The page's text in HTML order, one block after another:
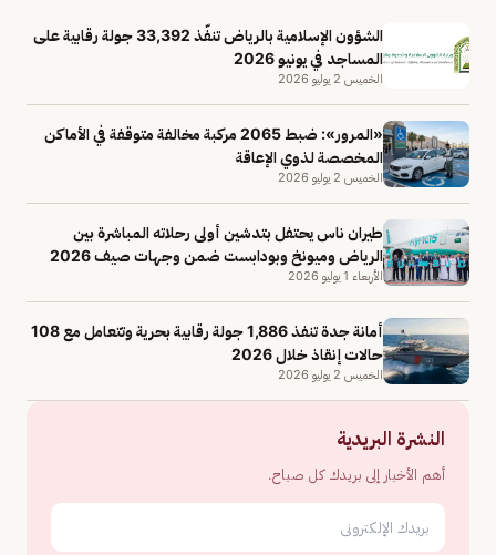
الشؤون الإسلامية بالرياض تنفّذ 33,392 جولة رقابية على
المساجد في يونيو 2026
الخميس 2 يوليو 2026
«المرور»: ضبط 2065 مركبة مخالفة متوقفة في الأماكن
المخصصة لذوي الإعاقة
الخميس 2 يوليو 2026
طيران ناس يحتفل بتدشين أولى رحلاته المباشرة بين
الرياض وميونخ وبودابست ضمن وجهات صيف 2026
الأربعاء 1 يوليو 2026
أمانة جدة تنفذ 1,886 جولة رقابية بحرية وتتعامل مع 108
حالات إنقاذ خلال 2026
الخميس 2 يوليو 2026
النشرة البريدية
أهم الأخبار إلى بريدك كل صباح.